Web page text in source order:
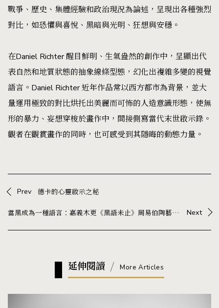
戰爭、歷史、集體經驗和政治現況為論述，呈現出各種強烈
對比，如恐懼與喜悅、黑暗與光明、狂想與安穩。
在Daniel Richter 醒目鮮明、生氣盎然的創作中，呈顯出代
表自然和地質狀態的抽象線條型態，幻化出複雜多變的視覺
語言。Daniel Richter 近年作品常以西方都市為背景，並大
量運用極致的對比烘托出美麗而可怖的人造意識形態，使無
形的暴力、妄想穿梭於畫作中，間接側寫當代末世啟示錄。
觀者在觀賞畫作的同時，也可感受到其隱晦的動態力量。
Prev 德卡的心靈啟示之秘
當黑成為一種語言：嘉義木更《黑語未止》周易伯陶藝展，在器物中展開與生活的對話 Next
延伸閱讀 More Articles